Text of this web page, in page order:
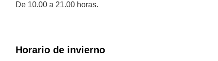
De 10.00 a 21.00 horas.
Horario de invierno